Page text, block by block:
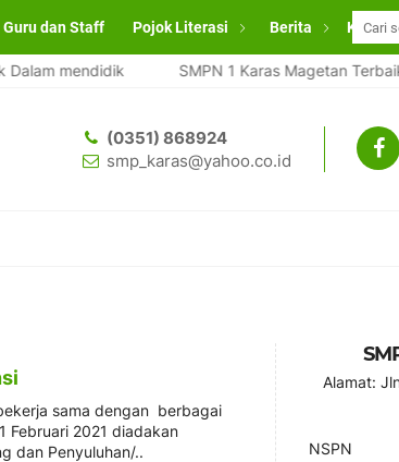
Guru dan Staff Pojok Literasi Berita Kontak
mendidik SMPN 1 Karas Magetan Terbaik
(0351) 868924
smp_karas@yahoo.co.id
sama dengan berbagai
Februari 2021 diadakan
dan Penyuluhan/..
Alamat:
NSPN